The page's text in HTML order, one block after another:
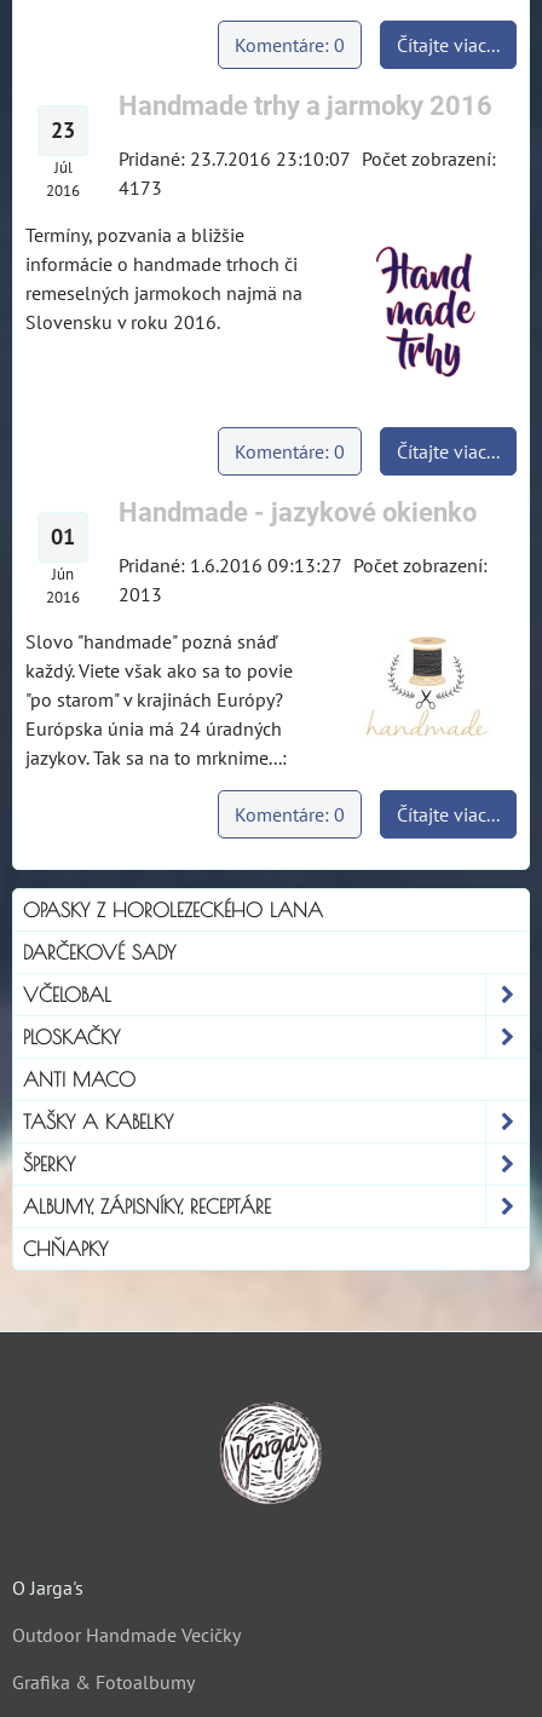
Čítajte viac...
Komentáre: 0
23
Júl
2016
Handmade trhy a jarmoky 2016
Pridané: 23.7.2016 23:10:07 Počet zobrazení:
4173
Termíny, pozvania a bližšie
informácie o handmade trhoch či
remeselných jarmokoch najmä na
Slovensku v roku 2016.
Čítajte viac...
Komentáre: 0
01
Jún
2016
Handmade - jazykové okienko
Pridané: 1.6.2016 09:13:27 Počet zobrazení:
2013
Slovo "handmade" pozná snáď
každý. Viete však ako sa to povie
"po starom" v krajinách Európy?
Európska únia má 24 úradných
jazykov. Tak sa na to mrknime...:
Čítajte viac...
Komentáre: 0
OPASKY Z HOROLEZECKÉHO LANA
DARČEKOVÉ SADY
VČELOBAL
PLOSKAČKY
ANTI MACO
TAŠKY A KABELKY
ŠPERKY
ALBUMY, ZÁPISNÍKY, RECEPTÁRE
CHŇAPKY
O Jarga's
Outdoor Handmade Vecičky
Grafika & Fotoalbumy